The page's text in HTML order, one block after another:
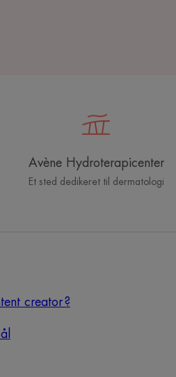
Avène Hydroterapicenter
Et sted dedikeret til dermatologi
creator ?